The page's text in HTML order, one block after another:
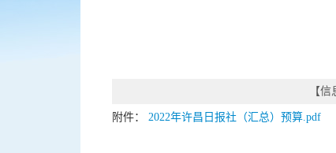
【
附件： 2022年许昌日报社（汇总）预算.pdf